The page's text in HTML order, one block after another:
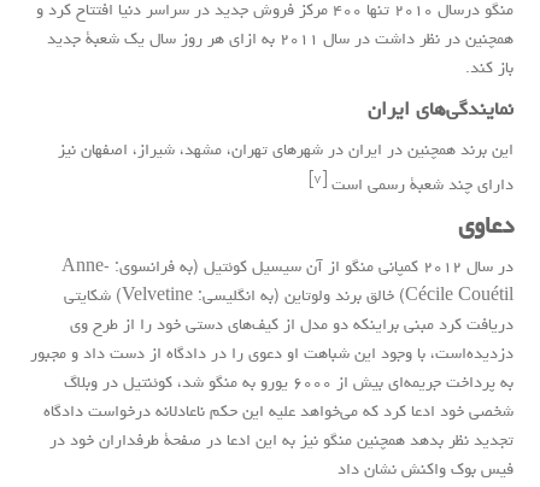
منگو درسال ۲۰۱۰ تنها ۴۰۰ مرکز فروش جدید در سراسر دنیا افتتاح کرد و
همچنین در نظر داشت در سال ۲۰۱۱ به ازای هر روز سال یک شعبۀ جدید
باز کند.
نمایندگی‌های ایران
این برند همچنین در ایران در شهرهایتهران،مشهد،شیراز، اصفهاننیز
دارای چند شعبۀ رسمی است[۷]
دعاوی
در سال ۲۰۱۲ کمپانی منگو از آن سیسیل کوئتیل(بهفرانسوی : Anne-
Cécile Couétil) خالق برند
ولوتاین(بهانگلیسی
: Velvetine) شکایتی
دریافت کرد مبنی براینکه دو مدل از کیف‌های دستی خود را از طرح وی
دزدیده‌است، با وجود این شباهت او دعوی را در دادگاه از دست داد و مجبور
به پرداخت جریمه‌ای بیش از ۶۰۰۰ یورو به منگو شد، کوئنتیل در وبلاگ
شخصی خود ادعا کرد که می‌خواهد علیه این حکم ناعادلانه درخواست دادگاه
تجدید نظر بدهد همچنین منگو نیز به این ادعا در صفحۀ طرفداران خود در
فیس بوک واکنش نشان داد